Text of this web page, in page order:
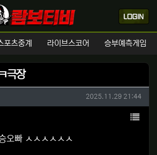
포츠중계 라이브스코어 승부예측게임
극장
작성일
2025.11.29 21:44
목록
오빠 ㅅㅅㅅㅅㅅㅅ